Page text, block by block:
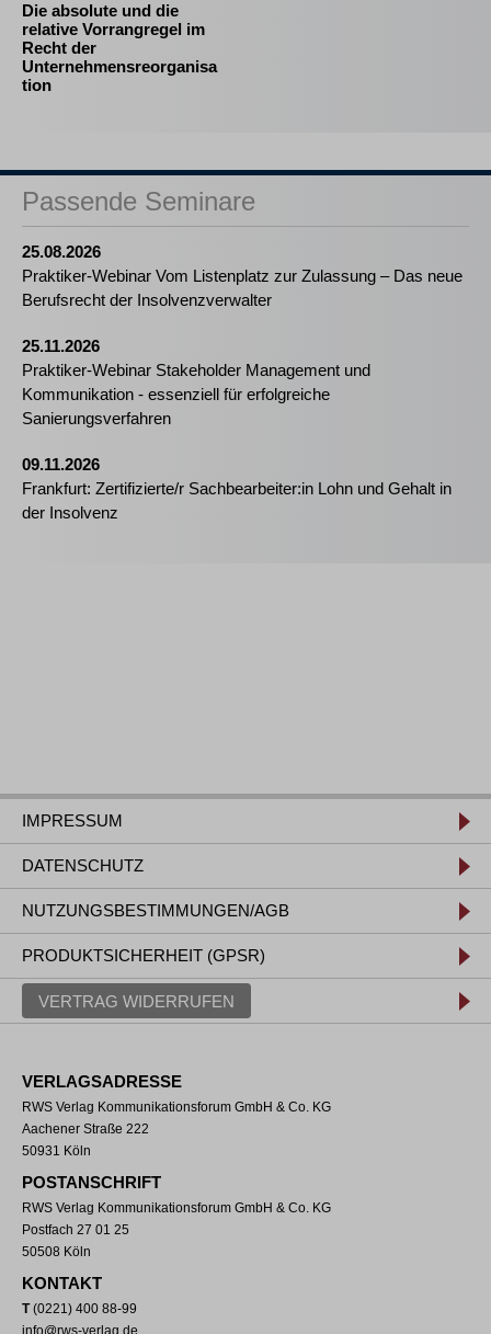
Die absolute und die
relative Vorrangregel im
Recht der
Unternehmensreorganisa
tion
Passende Seminare
25.08.2026
Praktiker-Webinar Vom Listenplatz zur Zulassung – Das neue
Berufsrecht der Insolvenzverwalter
25.11.2026
Praktiker-Webinar Stakeholder Management und
Kommunikation - essenziell für erfolgreiche
Sanierungsverfahren
09.11.2026
Frankfurt: Zertifizierte/r Sachbearbeiter:in Lohn und Gehalt in
der Insolvenz
IMPRESSUM
DATENSCHUTZ
NUTZUNGSBESTIMMUNGEN/AGB
PRODUKTSICHERHEIT (GPSR)
VERTRAG WIDERRUFEN
VERLAGSADRESSE
RWS Verlag Kommunikationsforum GmbH & Co. KG
Aachener Straße 222
50931 Köln
POSTANSCHRIFT
RWS Verlag Kommunikationsforum GmbH & Co. KG
Postfach 27 01 25
50508 Köln
KONTAKT
T(0221) 400 88-99
info@rws-verlag.de